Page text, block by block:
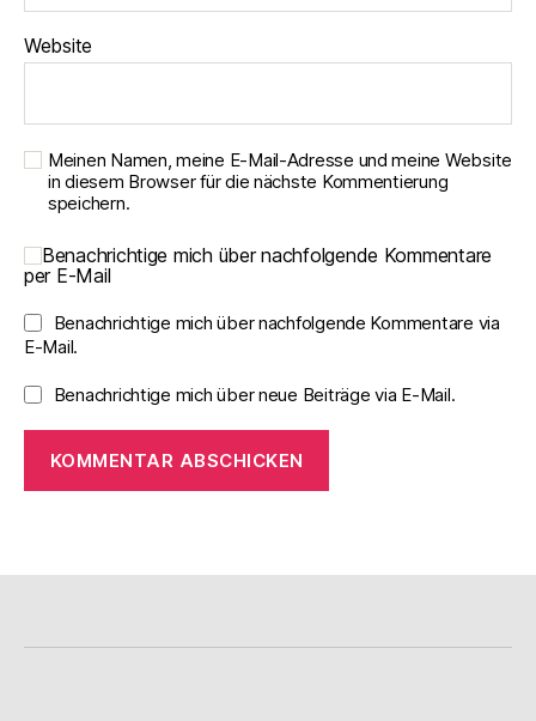
Website
Meinen Namen, meine E-Mail-Adresse und meine Website
in diesem Browser für die nächste Kommentierung
speichern.
Benachrichtige mich über nachfolgende Kommentare
per E-Mail
Benachrichtige mich über nachfolgende Kommentare via
E-Mail.
Benachrichtige mich über neue Beiträge via E-Mail.